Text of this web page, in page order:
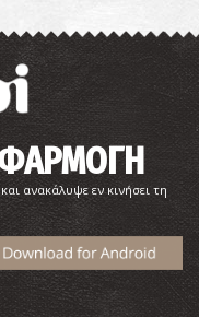
ανακάλυψε εν κινήσει τη